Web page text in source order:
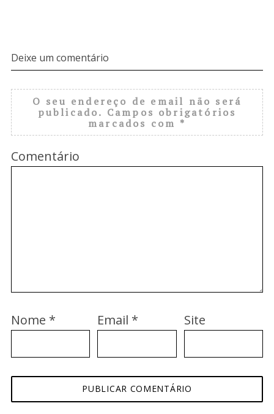
Deixe um comentário
O seu endereço de email não será
publicado. Campos obrigatórios
marcados com *
Comentário
Nome * Email * Site